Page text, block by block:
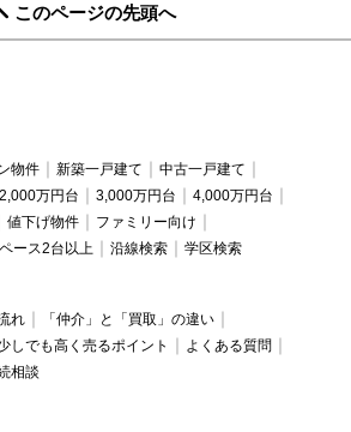
このページの先頭へ
物件 新築一戸建て
中古一戸建て
2,000万円台 3,000万円台
4,000万円台
値下げ物件
ファミリー向け
ース2台以上 沿線検索 学区検索
れ
「仲介」と「買取」の違い
しでも高く売るポイント
よくある質問
相談